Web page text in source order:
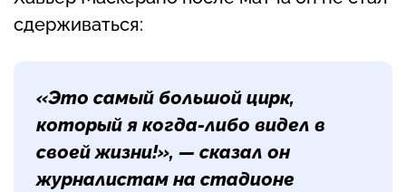
сдерживаться:
«Это самый большой цирк,
который я когда-либо видел в
своей жизни!», — сказал он
журналистам на стадионе